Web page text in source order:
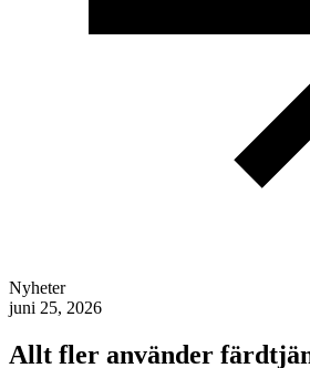
Nyheter
juni 25, 2026
Allt fler använder